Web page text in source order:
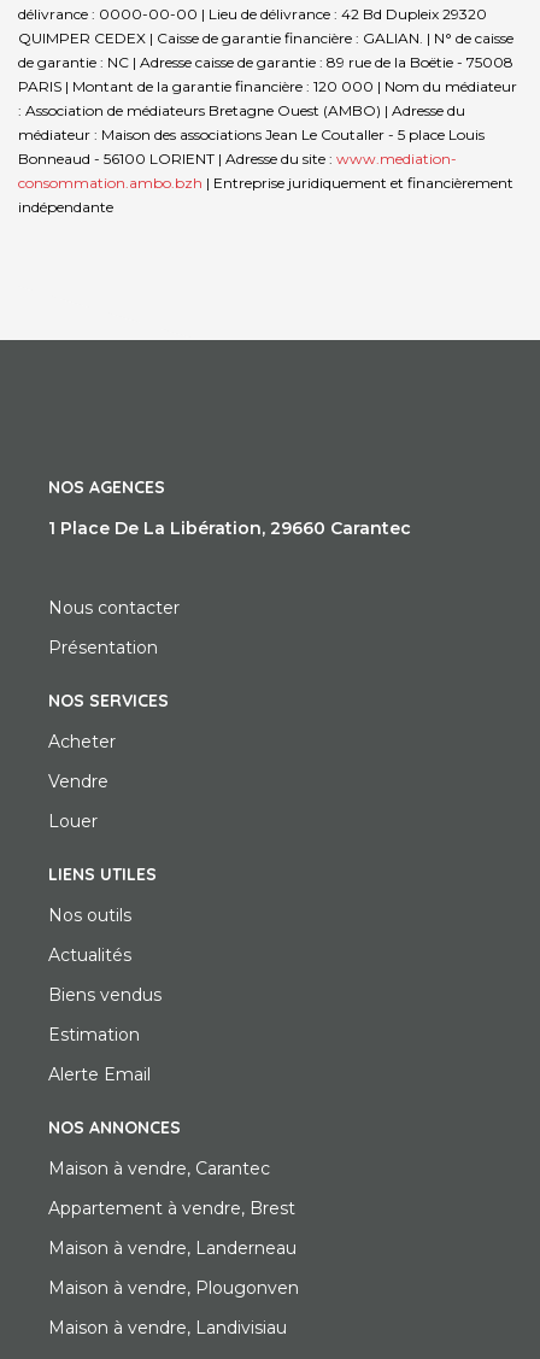
délivrance : 0000-00-00 | Lieu de délivrance : 42 Bd Dupleix 29320
QUIMPER CEDEX | Caisse de garantie financière : GALIAN. | N° de caisse
de garantie : NC | Adresse caisse de garantie : 89 rue de la Boëtie - 75008
PARIS | Montant de la garantie financière : 120 000 | Nom du médiateur
: Association de médiateurs Bretagne Ouest (AMBO) | Adresse du
médiateur : Maison des associations Jean Le Coutaller - 5 place Louis
Bonneaud - 56100 LORIENT | Adresse du site : www.mediation-
consommation.ambo.bzh | Entreprise juridiquement et financièrement
indépendante
NOS AGENCES
1 Place De La Libération, 29660 Carantec
Nous contacter
Présentation
NOS SERVICES
Acheter
Vendre
Louer
LIENS UTILES
Nos outils
Actualités
Biens vendus
Estimation
Alerte Email
NOS ANNONCES
Maison à vendre, Carantec
Appartement à vendre, Brest
Maison à vendre, Landerneau
Maison à vendre, Plougonven
Maison à vendre, Landivisiau